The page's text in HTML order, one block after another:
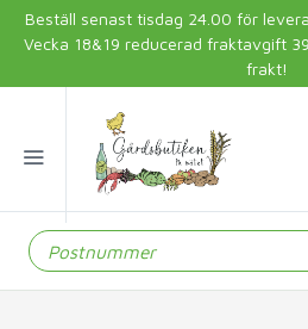
Beställ senast tisdag 24.00 för
Vecka 18&19 reducerad fraktavgift
frakt!